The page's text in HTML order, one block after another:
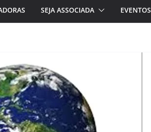
indica que endividamento
da série histórica
SEJA ASSOCIADA EVENTOS